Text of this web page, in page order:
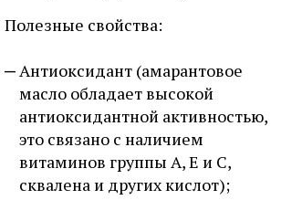
Полезные свойства:
Антиоксидант (амарантовое
масло обладает высокой
антиоксидантной активностью,
это связано с наличием
витаминов группы А, Е и С,
сквалена и других кислот);